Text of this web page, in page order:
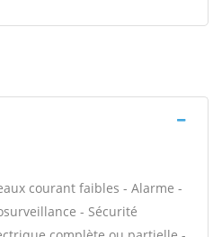
courant faibles - Alarme -
- Sécurité